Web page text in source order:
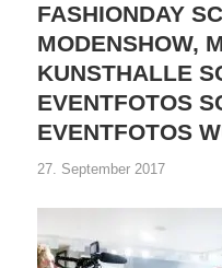
FASHIONDAY
MODENSHOW,
KUNSTHALLE
EVENTFOTOS
EVENTFOTOS
27. September 2017